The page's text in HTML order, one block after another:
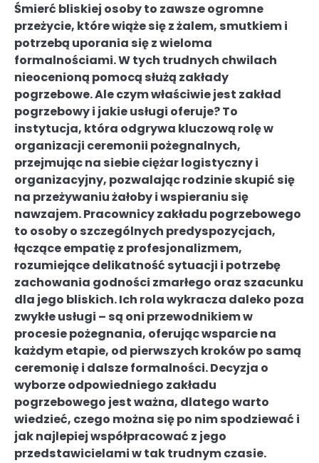
Śmierć bliskiej osoby to zawsze ogromne
przeżycie, które wiąże się z żalem, smutkiem i
potrzebą uporania się z wieloma
formalnościami. W tych trudnych chwilach
nieocenioną pomocą służą zakłady
pogrzebowe. Ale czym właściwie jest zakład
pogrzebowy i jakie usługi oferuje? To
instytucja, która odgrywa kluczową rolę w
organizacji ceremonii pożegnalnych,
przejmując na siebie ciężar logistyczny i
organizacyjny, pozwalając rodzinie skupić się
na przeżywaniu żałoby i wspieraniu się
nawzajem. Pracownicy zakładu pogrzebowego
to osoby o szczególnych predyspozycjach,
łączące empatię z profesjonalizmem,
rozumiejące delikatność sytuacji i potrzebę
zachowania godności zmarłego oraz szacunku
dla jego bliskich. Ich rola wykracza daleko poza
zwykłe usługi – są oni przewodnikiem w
procesie pożegnania, oferując wsparcie na
każdym etapie, od pierwszych kroków po samą
ceremonię i dalsze formalności. Decyzja o
wyborze odpowiedniego zakładu
pogrzebowego jest ważna, dlatego warto
wiedzieć, czego można się po nim spodziewać i
jak najlepiej współpracować z jego
przedstawicielami w tak trudnym czasie.